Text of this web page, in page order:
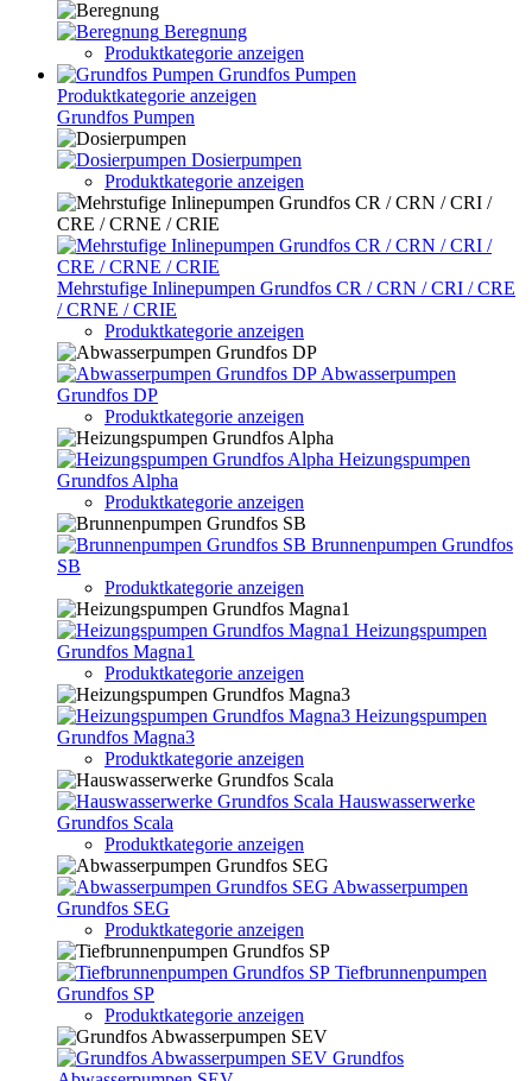
Beregnung
Produktkategorie anzeigen
Grundfos Pumpen
Produktkategorie anzeigen
Grundfos Pumpen
Dosierpumpen
Produktkategorie anzeigen
Mehrstufige Inlinepumpen Grundfos CR / CRN / CRI / CRE
/ CRNE / CRIE
Produktkategorie anzeigen
Abwasserpumpen
Grundfos DP
Produktkategorie anzeigen
Heizungspumpen
Grundfos Alpha
Produktkategorie anzeigen
Brunnenpumpen Grundfos
SB
Produktkategorie anzeigen
Heizungspumpen
Grundfos Magna1
Produktkategorie anzeigen
Heizungspumpen
Grundfos Magna3
Produktkategorie anzeigen
Hauswasserwerke
Grundfos Scala
Produktkategorie anzeigen
Abwasserpumpen
Grundfos SEG
Produktkategorie anzeigen
Tiefbrunnenpumpen
Grundfos SP
Produktkategorie anzeigen
Grundfos